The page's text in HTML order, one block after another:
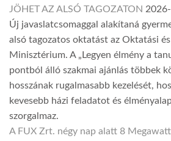
JÖHET AZ ALSÓ TAGOZATON
Új javaslatcsomaggal alakítaná
alsó tagozatos oktatást az Oktatási
Minisztérium. A „Legyen élmény a
pontból álló szakmai ajánlás többek
hosszának rugalmasabb kezelését,
kevesebb házi feladatot és
szorgalmaz.
A FUX Zrt. négy nap alatt 8